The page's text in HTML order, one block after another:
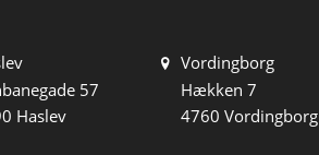
57
Haslev
Vordingborg
Hækken 7
4760 Vordingborg